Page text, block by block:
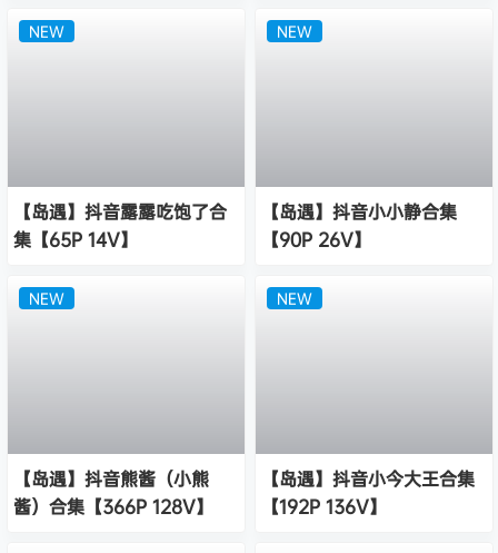
【岛遇】抖音露露吃饱了合
集【65P 14V】
NEW
【岛遇】抖音小小静合集
【90P 26V】
NEW
【岛遇】抖音熊酱（小熊
酱）合集【366P 128V】
NEW
【岛遇】抖音小今大王合集
【192P 136V】
NEW